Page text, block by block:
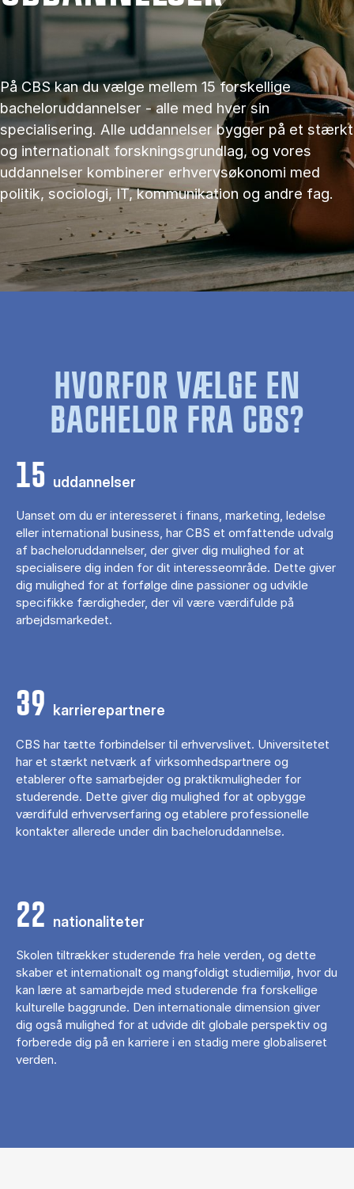
På CBS kan du vælge mellem 15 forskellige
bacheloruddannelser - alle med hver sin
specialisering. Alle uddannelser bygger på et stærkt
og internationalt forskningsgrundlag, og vores
uddannelser kombinerer erhvervsøkonomi med
politik, sociologi, IT, kommunikation og andre fag.
HVORFOR VÆLGE EN
BACHELOR FRA CBS?
15 uddannelser
Uanset om du er interesseret i finans, marketing, ledelse
eller international business, har CBS et omfattende udvalg
af bacheloruddannelser, der giver dig mulighed for at
specialisere dig inden for dit interesseområde. Dette giver
dig mulighed for at forfølge dine passioner og udvikle
specifikke færdigheder, der vil være værdifulde på
arbejdsmarkedet.
39 karrierepartnere
CBS har tætte forbindelser til erhvervslivet. Universitetet
har et stærkt netværk af virksomhedspartnere og
etablerer ofte samarbejder og praktikmuligheder for
studerende. Dette giver dig mulighed for at opbygge
værdifuld erhvervserfaring og etablere professionelle
kontakter allerede under din bacheloruddannelse.
22 nationaliteter
Skolen tiltrækker studerende fra hele verden, og dette
skaber et internationalt og mangfoldigt studiemiljø, hvor du
kan lære at samarbejde med studerende fra forskellige
kulturelle baggrunde. Den internationale dimension giver
dig også mulighed for at udvide dit globale perspektiv og
forberede dig på en karriere i en stadig mere globaliseret
verden.